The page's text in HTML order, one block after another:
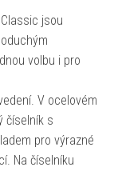
jsou
volbu i pro
V ocelovém
číselník s
pro výrazné
Na číselníku